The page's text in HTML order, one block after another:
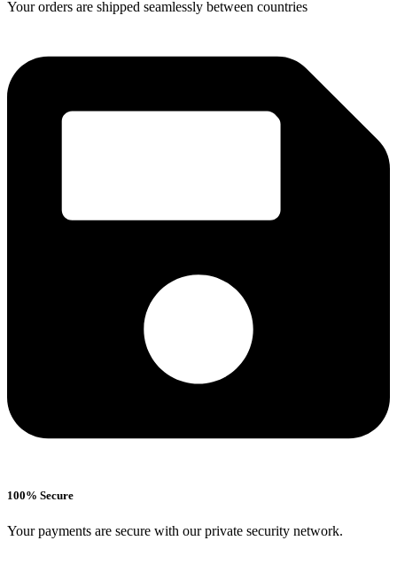
Your orders are shipped seamlessly between countries
100% Secure
Your payments are secure with our private security network.